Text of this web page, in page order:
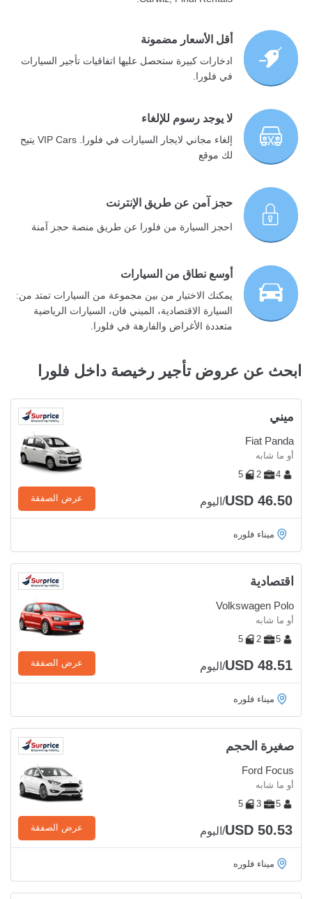
أقل الأسعار مضمونة
ادخارات كبيرة ستحصل عليها اتفاقيات تأجير السيارات
في فلورا.
لا يوجد رسوم للإلغاء
إلغاء مجاني لايجار السيارات في فلورا. VIP Cars يتيح
لك موقع
حجز آمن عن طريق الإنترنت
احجز السيارة من فلورا عن طريق منصة حجز آمنة
أوسع نطاق من السيارات
يمكنك الاختيار من بين مجموعة من السيارات تمتد من:
السيارة الاقتصادية، الميني فان، السيارات الرياضية
متعددة الأغراض والفارهة في فلورا.
ابحث عن عروض تأجير رخيصة داخل فلورا
ميني
Fiat Panda
أو ما شابه
4
2
5
USD 46.50/اليوم عرض الصفقة
ميناء فلوره
اقتصادية
Volkswagen Polo
أو ما شابه
5
2
5
USD 48.51/اليوم عرض الصفقة
ميناء فلوره
صغيرة الحجم
Ford Focus
أو ما شابه
5
3
5
USD 50.53/اليوم عرض الصفقة
ميناء فلوره